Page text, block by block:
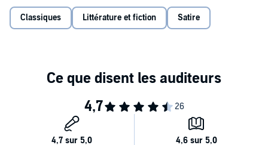
Classiques Littérature et fiction Satire